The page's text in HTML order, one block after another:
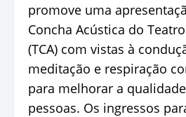
promove uma
Concha Acústica do
(TCA) com vistas à
meditação e respiração
para melhorar a
pessoas. Os ingressos